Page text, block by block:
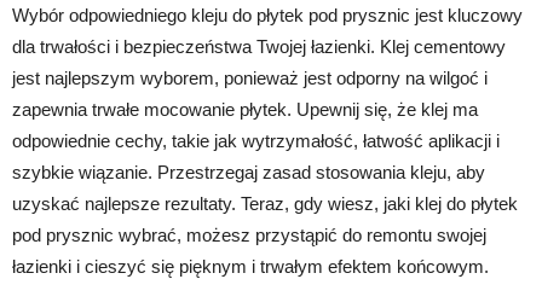
Wybór odpowiedniego kleju do płytek pod prysznic jest kluczowy
dla trwałości i bezpieczeństwa Twojej łazienki. Klej cementowy
jest najlepszym wyborem, ponieważ jest odporny na wilgoć i
zapewnia trwałe mocowanie płytek. Upewnij się, że klej ma
odpowiednie cechy, takie jak wytrzymałość, łatwość aplikacji i
szybkie wiązanie. Przestrzegaj zasad stosowania kleju, aby
uzyskać najlepsze rezultaty. Teraz, gdy wiesz, jaki klej do płytek
pod prysznic wybrać, możesz przystąpić do remontu swojej
łazienki i cieszyć się pięknym i trwałym efektem końcowym.